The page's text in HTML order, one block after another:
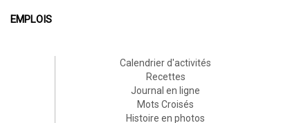
EMPLOIS
Calendrier d'activités
Recettes
Journal en ligne
Mots Croisés
Histoire en photos